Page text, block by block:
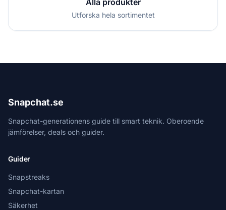
Utforska hela sortimentet
Snapchat.se
Snapchat-generationens guide till smart teknik. Oberoende
jämförelser, deals och guider.
Guider
Snapstreaks
Snapchat-kartan
Säkerhet